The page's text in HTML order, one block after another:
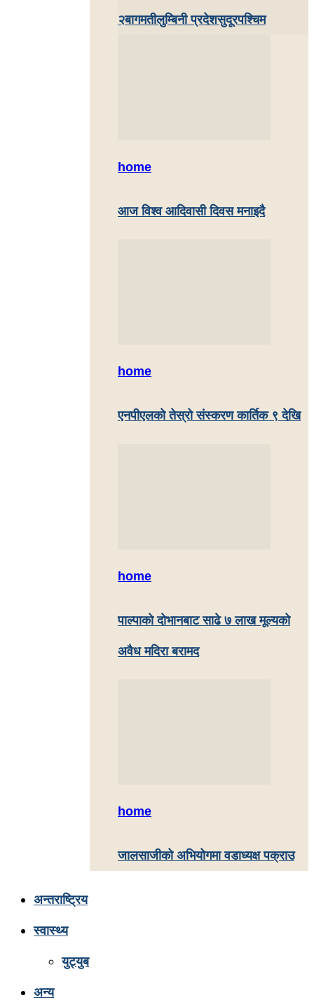
२बागमतीलुम्बिनी प्रदेशसुदूरपश्चिम
home
आज विश्व आदिवासी दिवस मनाइदै
home
एनपीएलको तेस्रो संस्करण कार्तिक ९ देखि
home
पाल्पाकाे दाेभानबाट साढे ७ लाख मूल्यको
अवैध मदिरा बरामद
home
जालसाजीको अभियोगमा वडाध्यक्ष पक्राउ
अन्तराष्ट्रिय
स्वास्थ्य
युट्युब
अन्य